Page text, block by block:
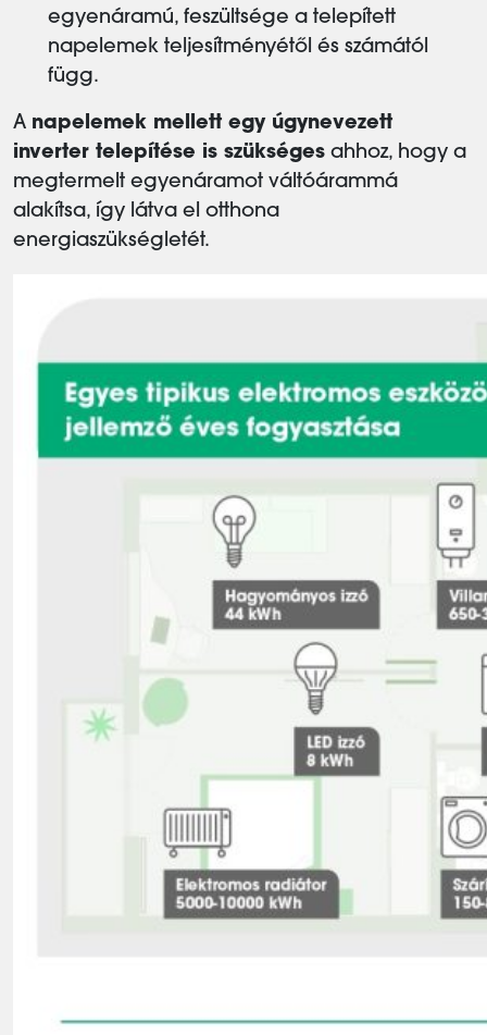
egyenáramú, feszültsége a telepített
napelemek teljesítményétől és számától
függ.
A napelemek mellett egy úgynevezett
inverter telepítése is szükséges ahhoz, hogy a
megtermelt egyenáramot váltóárammá
alakítsa, így látva el otthona
energiaszükségletét.